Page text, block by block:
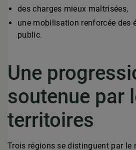
des charges mieux maîtrisées,
une mobilisation renforcée des
public.
Une
soutenue par
territoires
Trois régions se distinguent par le